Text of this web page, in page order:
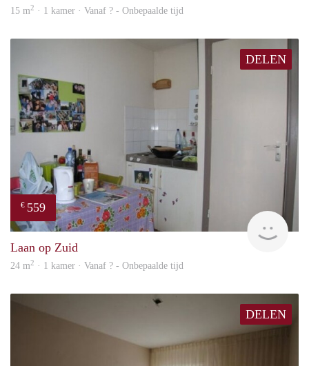
15 m2 · 1 kamer · Vanaf ? - Onbepaalde tijd
DELEN
€ 559
Laan op Zuid
24 m2 · 1 kamer · Vanaf ? - Onbepaalde tijd
DELEN